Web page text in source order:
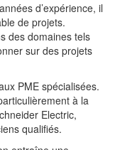
d’expérience, il
de projets.
des domaines tels
sur des projets
PME spécialisées.
à la
Electric,
qualifiés.